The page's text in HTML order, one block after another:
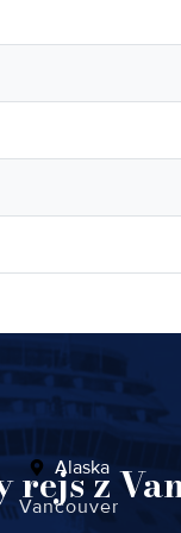
Alaska
rejs z
Vancouver